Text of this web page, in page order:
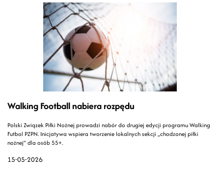
15-05-2026
Walking Football nabiera rozpędu
Polski Związek Piłki Nożnej prowadzi nabór do drugiej edycji programu Walking
Futbol PZPN. Inicjatywa wspiera tworzenie lokalnych sekcji „chodzonej piłki
nożnej” dla osób 55+.